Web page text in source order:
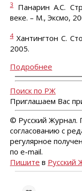
3
Панарин А.С.
веке. – М., Эксмо,
4Хантингтон С.
2005.
Подробнее
Поиск по РЖ
Приглашаем Вас
© Русский Журнал.
согласованию с
регулярное
по e-mail.
Пишите в Русский